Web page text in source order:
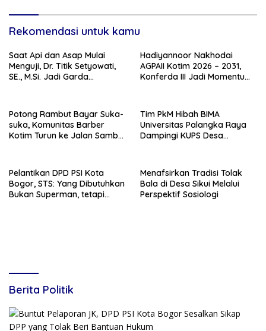
Rekomendasi untuk kamu
Saat Api dan Asap Mulai
Menguji, Dr. Titik Setyowati,
SE., M.Si. Jadi Garda
Hadiyannoor Nakhodai
AGPAII Kotim 2026 – 2031,
Konferda III Jadi Momentum
Potong Rambut Bayar Suka-
suka, Komunitas Barber
Kotim Turun ke Jalan Sambut
Tim PkM Hibah BIMA
Universitas Palangka Raya
Dampingi KUPS Desa
Pelantikan DPD PSI Kota
Bogor, STS: Yang Dibutuhkan
Bukan Superman, tetapi
Menafsirkan Tradisi Tolak
Bala di Desa Sikui Melalui
Perspektif Sosiologi
Berita Politik